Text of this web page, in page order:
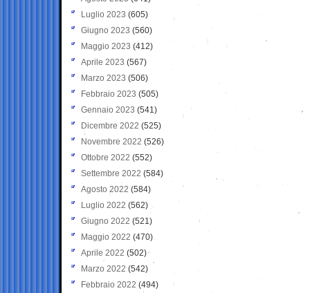
Luglio 2023 (605)
Giugno 2023 (560)
Maggio 2023 (412)
Aprile 2023 (567)
Marzo 2023 (506)
Febbraio 2023 (505)
Gennaio 2023 (541)
Dicembre 2022 (525)
Novembre 2022 (526)
Ottobre 2022 (552)
Settembre 2022 (584)
Agosto 2022 (584)
Luglio 2022 (562)
Giugno 2022 (521)
Maggio 2022 (470)
Aprile 2022 (502)
Marzo 2022 (542)
Febbraio 2022 (494)